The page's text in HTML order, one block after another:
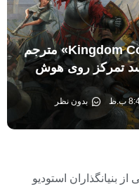
استودیو «Kingdom Come: Deliverance 2» مترجم
تمرکز روی هوش
ب.ظ
بدون نظر
بنیانگذاران استودیو